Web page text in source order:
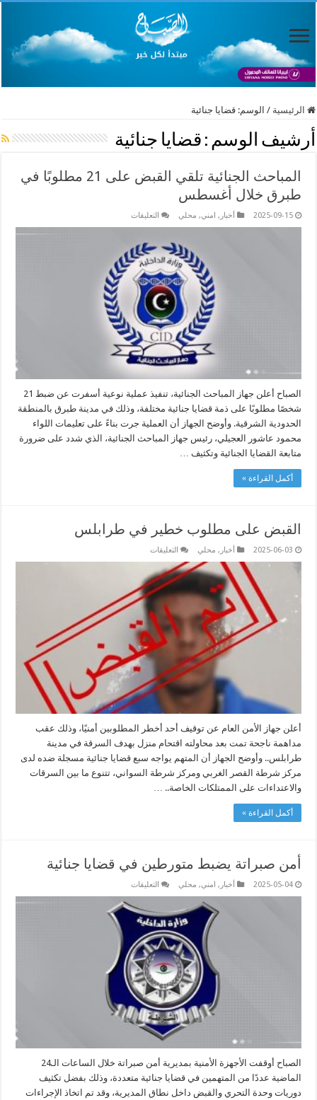
الرئيسية / الوسم:قضايا جنائية
أرشيف الوسم : قضايا جنائية
المباحث الجنائية تلقي القبض على 21 مطلوبًا في
طبرق خلال أغسطس
2025-09-15 أخبار , امني, محلي التعليقات
القبض
على
21
مطلوبًا
طبرق
خلال
أغسطس
مغلقة
الصباح أعلن جهاز المباحث الجنائية، تنفيذ عملية نوعية أسفرت عن ضبط 21
شخصًا مطلوبًا على ذمة قضايا جنائية مختلفة، وذلك في مدينة طبرق بالمنطقة
الحدودية الشرقية. وأوضح الجهاز أن العملية جرت بناءً على تعليمات اللواء
محمود عاشور العجيلي، رئيس جهاز المباحث الجنائية، الذي شدد على ضرورة
متابعة القضايا الجنائية وتكثيف …
أكمل القراءة »
القبض على مطلوب خطير في طرابلس
2025-06-03 أخبار , محلي التعليقات
مطلوب
خطير
في
طرابلس
مغلقة
أعلن جهاز الأمن العام عن توقيف أحد أخطر المطلوبين أمنيًا، وذلك عقب
مداهمة ناجحة تمت بعد محاولته اقتحام منزل بهدف السرقة في مدينة
طرابلس.. وأوضح الجهاز أن المتهم يواجه سبع قضايا جنائية مسجلة ضده لدى
مركز شرطة القصر الغربي ومركز شرطة السواني، تتنوع ما بين السرقات
والاعتداءات على الممتلكات الخاصة.. …
أكمل القراءة »
أمن صبراتة يضبط متورطين في قضايا جنائية
2025-05-04 أخبار , امني, محلي التعليقات
صبراتة
يضبط
متورطين
في
قضايا
جنائية
مغلقة
الصباح أوقفت الأجهزة الأمنية بمديرية أمن صبراتة خلال الساعات الـ24
الماضية عددًا من المتهمين في قضايا جنائية متعددة، وذلك بفضل تكثيف
دوريات وحدة التحري والقبض داخل نطاق المديرية، وقد تم اتخاذ الإجراءات